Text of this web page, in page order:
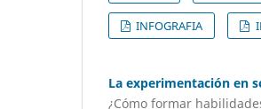
INFOGRAFIA
La experimentación en
¿Cómo formar